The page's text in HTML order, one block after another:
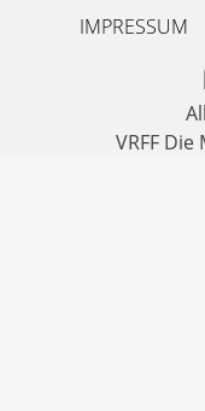
IMPRESSUM
VRFF